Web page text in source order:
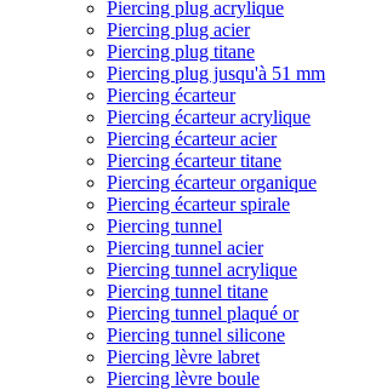
Piercing plug acrylique
Piercing plug acier
Piercing plug titane
Piercing plug jusqu'à 51 mm
Piercing écarteur
Piercing écarteur acrylique
Piercing écarteur acier
Piercing écarteur titane
Piercing écarteur organique
Piercing écarteur spirale
Piercing tunnel
Piercing tunnel acier
Piercing tunnel acrylique
Piercing tunnel titane
Piercing tunnel plaqué or
Piercing tunnel silicone
Piercing lèvre labret
Piercing lèvre boule